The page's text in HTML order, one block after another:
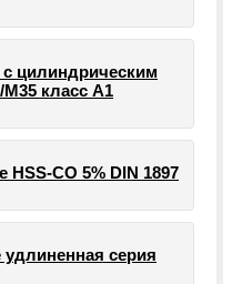
цилиндрическим
класс А1
CO 5% DIN 1897
серия